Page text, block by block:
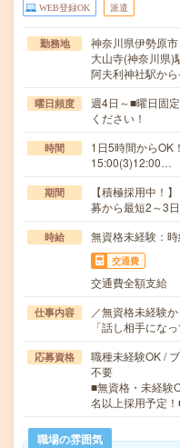
WEB登録OK 派遣
勤務地
神奈川県伊勢原市
大山寺(神奈川県)
阿夫利神社駅か
曜日頻度
週4日～■曜日固
ください！
時間
1日5時間からOK
15:00(3)12:00…
期間
【積極採用中！
募から最短2～3
時給 無資格未経験：
交通費
交通費全額支給
仕事内容
／無資格未経験
「話し相手にな
応募資格
職種未経験OK /
不要
■無資格・未経験
名以上採用予定
職場の雰囲気